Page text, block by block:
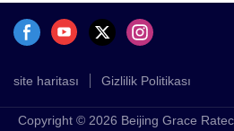
site haritası Gizlilik Politikası
Copyright © 2026 Beijing Grace